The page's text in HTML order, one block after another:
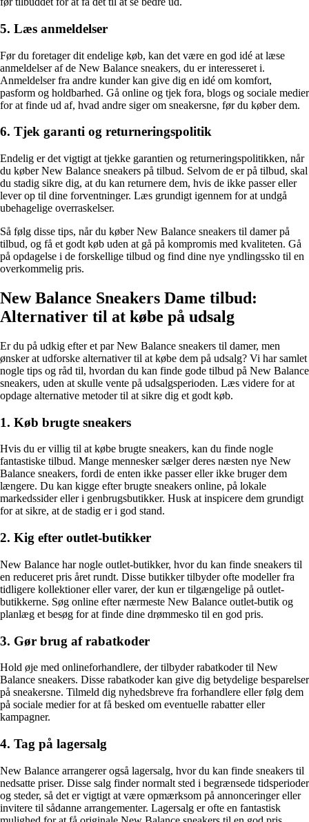
5. Læs anmeldelser
Før du foretager dit endelige køb, kan det være en god idé at læse
anmeldelser af de New Balance sneakers, du er interesseret i.
Anmeldelser fra andre kunder kan give dig en idé om komfort,
pasform og holdbarhed. Gå online og tjek fora, blogs og sociale medier
for at finde ud af, hvad andre siger om sneakersne, før du køber dem.
6. Tjek garanti og returneringspolitik
Endelig er det vigtigt at tjekke garantien og returneringspolitikken, når
du køber New Balance sneakers på tilbud. Selvom de er på tilbud, skal
du stadig sikre dig, at du kan returnere dem, hvis de ikke passer eller
lever op til dine forventninger. Læs grundigt igennem for at undgå
ubehagelige overraskelser.
Så følg disse tips, når du køber New Balance sneakers til damer på
tilbud, og få et godt køb uden at gå på kompromis med kvaliteten. Gå
på opdagelse i de forskellige tilbud og find dine nye yndlingssko til en
overkommelig pris.
New Balance Sneakers Dame tilbud:
Alternativer til at købe på udsalg
Er du på udkig efter et par New Balance sneakers til damer, men
ønsker at udforske alternativer til at købe dem på udsalg? Vi har samlet
nogle tips og råd til, hvordan du kan finde gode tilbud på New Balance
sneakers, uden at skulle vente på udsalgsperioden. Læs videre for at
opdage alternative metoder til at sikre dig et godt køb.
1. Køb brugte sneakers
Hvis du er villig til at købe brugte sneakers, kan du finde nogle
fantastiske tilbud. Mange mennesker sælger deres næsten nye New
Balance sneakers, fordi de enten ikke passer eller ikke bruger dem
længere. Du kan kigge efter brugte sneakers online, på lokale
markedssider eller i genbrugsbutikker. Husk at inspicere dem grundigt
for at sikre, at de stadig er i god stand.
2. Kig efter outlet-butikker
New Balance har nogle outlet-butikker, hvor du kan finde sneakers til
en reduceret pris året rundt. Disse butikker tilbyder ofte modeller fra
tidligere kollektioner eller varer, der kun er tilgængelige på outlet-
butikkerne. Søg online efter nærmeste New Balance outlet-butik og
planlæg et besøg for at finde dine drømmesko til en god pris.
3. Gør brug af rabatkoder
Hold øje med onlineforhandlere, der tilbyder rabatkoder til New
Balance sneakers. Disse rabatkoder kan give dig betydelige besparelser
på sneakersne. Tilmeld dig nyhedsbreve fra forhandlere eller følg dem
på sociale medier for at få besked om eventuelle rabatter eller
kampagner.
4. Tag på lagersalg
New Balance arrangerer også lagersalg, hvor du kan finde sneakers til
nedsatte priser. Disse salg finder normalt sted i begrænsede tidsperioder
og steder, så det er vigtigt at være opmærksom på annonceringer eller
invitere til sådanne arrangementer. Lagersalg er ofte en fantastisk